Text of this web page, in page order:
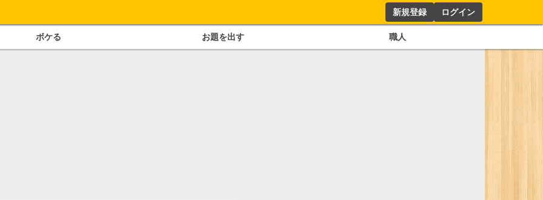
新規登録 ログイン
ボケる お題を出す 職人